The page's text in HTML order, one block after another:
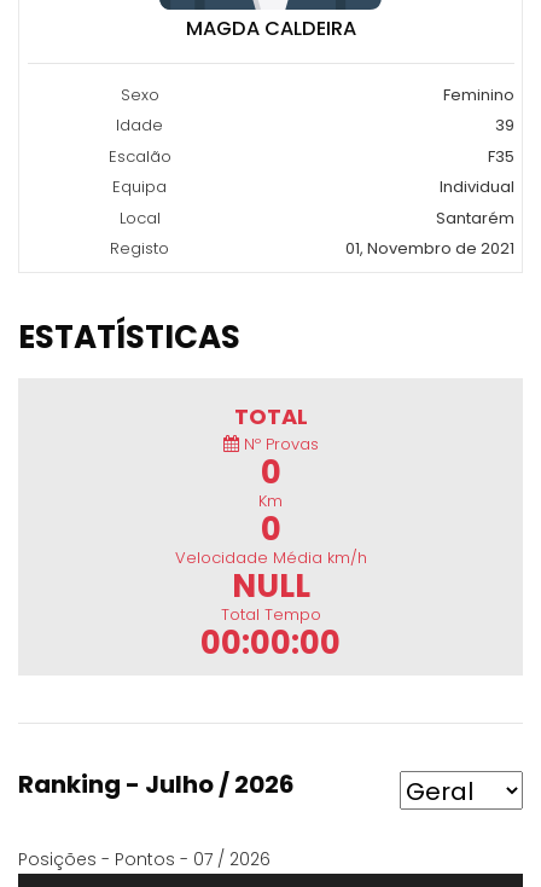
MAGDA CALDEIRA
Sexo
Feminino
Idade
39
Escalão
F35
Equipa
Individual
Local
Santarém
Registo
01, Novembro de 2021
ESTATÍSTICAS
TOTAL
Nº Provas
0
Km
0
Velocidade Média km/h
NULL
Total Tempo
00:00:00
Ranking - Julho / 2026
Posições - Pontos - 07 / 2026